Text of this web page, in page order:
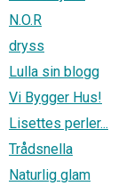
N.O.R
dryss
Lulla sin blogg
Vi Bygger Hus!
Lisettes perler...
Trådsnella
Naturlig glam